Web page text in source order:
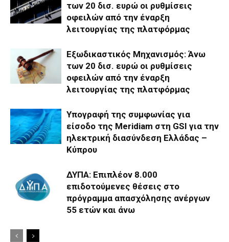
των 20 δισ. ευρώ οι ρυθμίσεις
οφειλών από την έναρξη
λειτουργίας της πλατφόρμας
Εξωδικαστικός Μηχανισμός: Άνω
των 20 δισ. ευρώ οι ρυθμίσεις
οφειλών από την έναρξη
λειτουργίας της πλατφόρμας
Υπογραφή της συμφωνίας για
είσοδο της Meridiam στη GSI για την
ηλεκτρική διασύνδεση Ελλάδας –
Κύπρου
ΔΥΠΑ: Επιπλέον 8.000
επιδοτούμενες θέσεις στο
πρόγραμμα απασχόλησης ανέργων
55 ετών και άνω